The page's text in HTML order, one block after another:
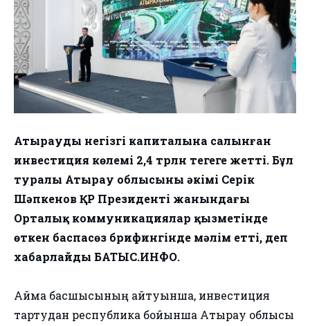
Атыраудың негізгі капиталына салынған
инвестиция көлемі 2,4 трлн теңгеге жетті. Бұл
туралы Атырау облысының әкімі Серік
Шәпкенов ҚР Президенті жанындағы
Орталық коммуникациялар қызметінде
өткен баспасөз брифингінде мәлім етті, деп
хабарлайды БАТЫС.ИНФО.
Аймақ басшысының айтуынша, инвестиция
тартудан республика бойынша Атырау облысы